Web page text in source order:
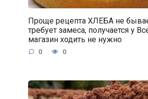
Проще рецепта ХЛЕБА не
требует замеса, получается у
магазин ходить не нужно
0 0